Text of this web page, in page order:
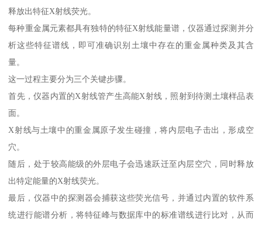
释放出特征X射线荧光。
每种重金属元素都具有独特的特征X射线能量谱，仪器通过探测并分
析这些特征谱线，即可准确识别土壤中存在的重金属种类及其含
量。
这一过程主要分为三个关键步骤。
首先，仪器内置的X射线管产生高能X射线，照射到待测土壤样品表
面。
X射线与土壤中的重金属原子发生碰撞，将内层电子击出，形成空
穴。
随后，处于较高能级的外层电子会迅速跃迁至内层空穴，同时释放
出特定能量的X射线荧光。
最后，仪器中的探测器会捕获这些荧光信号，并通过内置的软件系
统进行能谱分析，将特征峰与数据库中的标准谱线进行比对，从而